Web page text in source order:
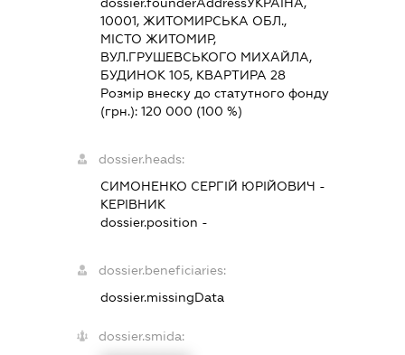
10001, ЖИТОМИРСЬКА ОБЛ.,
МІСТО ЖИТОМИР,
ВУЛ.ГРУШЕВСЬКОГО МИХАЙЛА,
БУДИНОК 105, КВАРТИРА 28
Розмір внеску до статутного фонду
(грн.):120 000 (100 %)
dossier.heads:
СИМОНЕНКО СЕРГІЙ ЮРІЙОВИЧ -
КЕРІВНИК
dossier.position -
dossier.beneficiaries:
dossier.missingData
dossier.smida: